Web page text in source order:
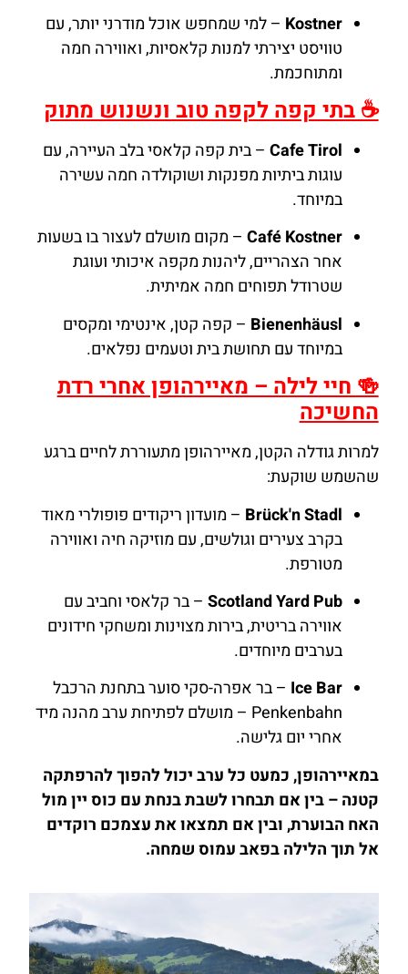
Kostner – למי שמחפש אוכל מודרני יותר, עם
טוויסט יצירתי למנות קלאסיות, ואווירה חמה
ומתוחכמת.
☕ בתי קפה לקפה טוב ונשנוש מתוק
Cafe Tirol – בית קפה קלאסי בלב העיירה, עם
עוגות ביתיות מפנקות ושוקולדה חמה עשירה
במיוחד.
Café Kostner – מקום מושלם לעצור בו בשעות
אחר הצהריים, ליהנות מקפה איכותי ועוגת
שטרודל תפוחים חמה אמיתית.
Bienenhäusl – קפה קטן, אינטימי ומקסים
במיוחד עם תחושת בית וטעמים נפלאים.
🍻 חיי לילה – מאיירהופן אחרי רדת
החשיכה
למרות גודלה הקטן, מאיירהופן מתעוררת לחיים ברגע
שהשמש שוקעת:
Brück'n Stadl – מועדון ריקודים פופולרי מאוד
בקרב צעירים וגולשים, עם מוזיקה חיה ואווירה
מטורפת.
Scotland Yard Pub – בר קלאסי וחביב עם
אווירה בריטית, בירות מצוינות ומשחקי חידונים
בערבים מיוחדים.
Ice Bar – בר אפרה-סקי סוער בתחנת הרכבל
Penkenbahn – מושלם לפתיחת ערב מהנה מיד
אחרי יום גלישה.
במאיירהופן, כמעט כל ערב יכול להפוך להרפתקה
קטנה – בין אם תבחרו לשבת בנחת עם כוס יין מול
האח הבוערת, ובין אם תמצאו את עצמכם רוקדים
אל תוך הלילה בפאב עמוס שמחה.